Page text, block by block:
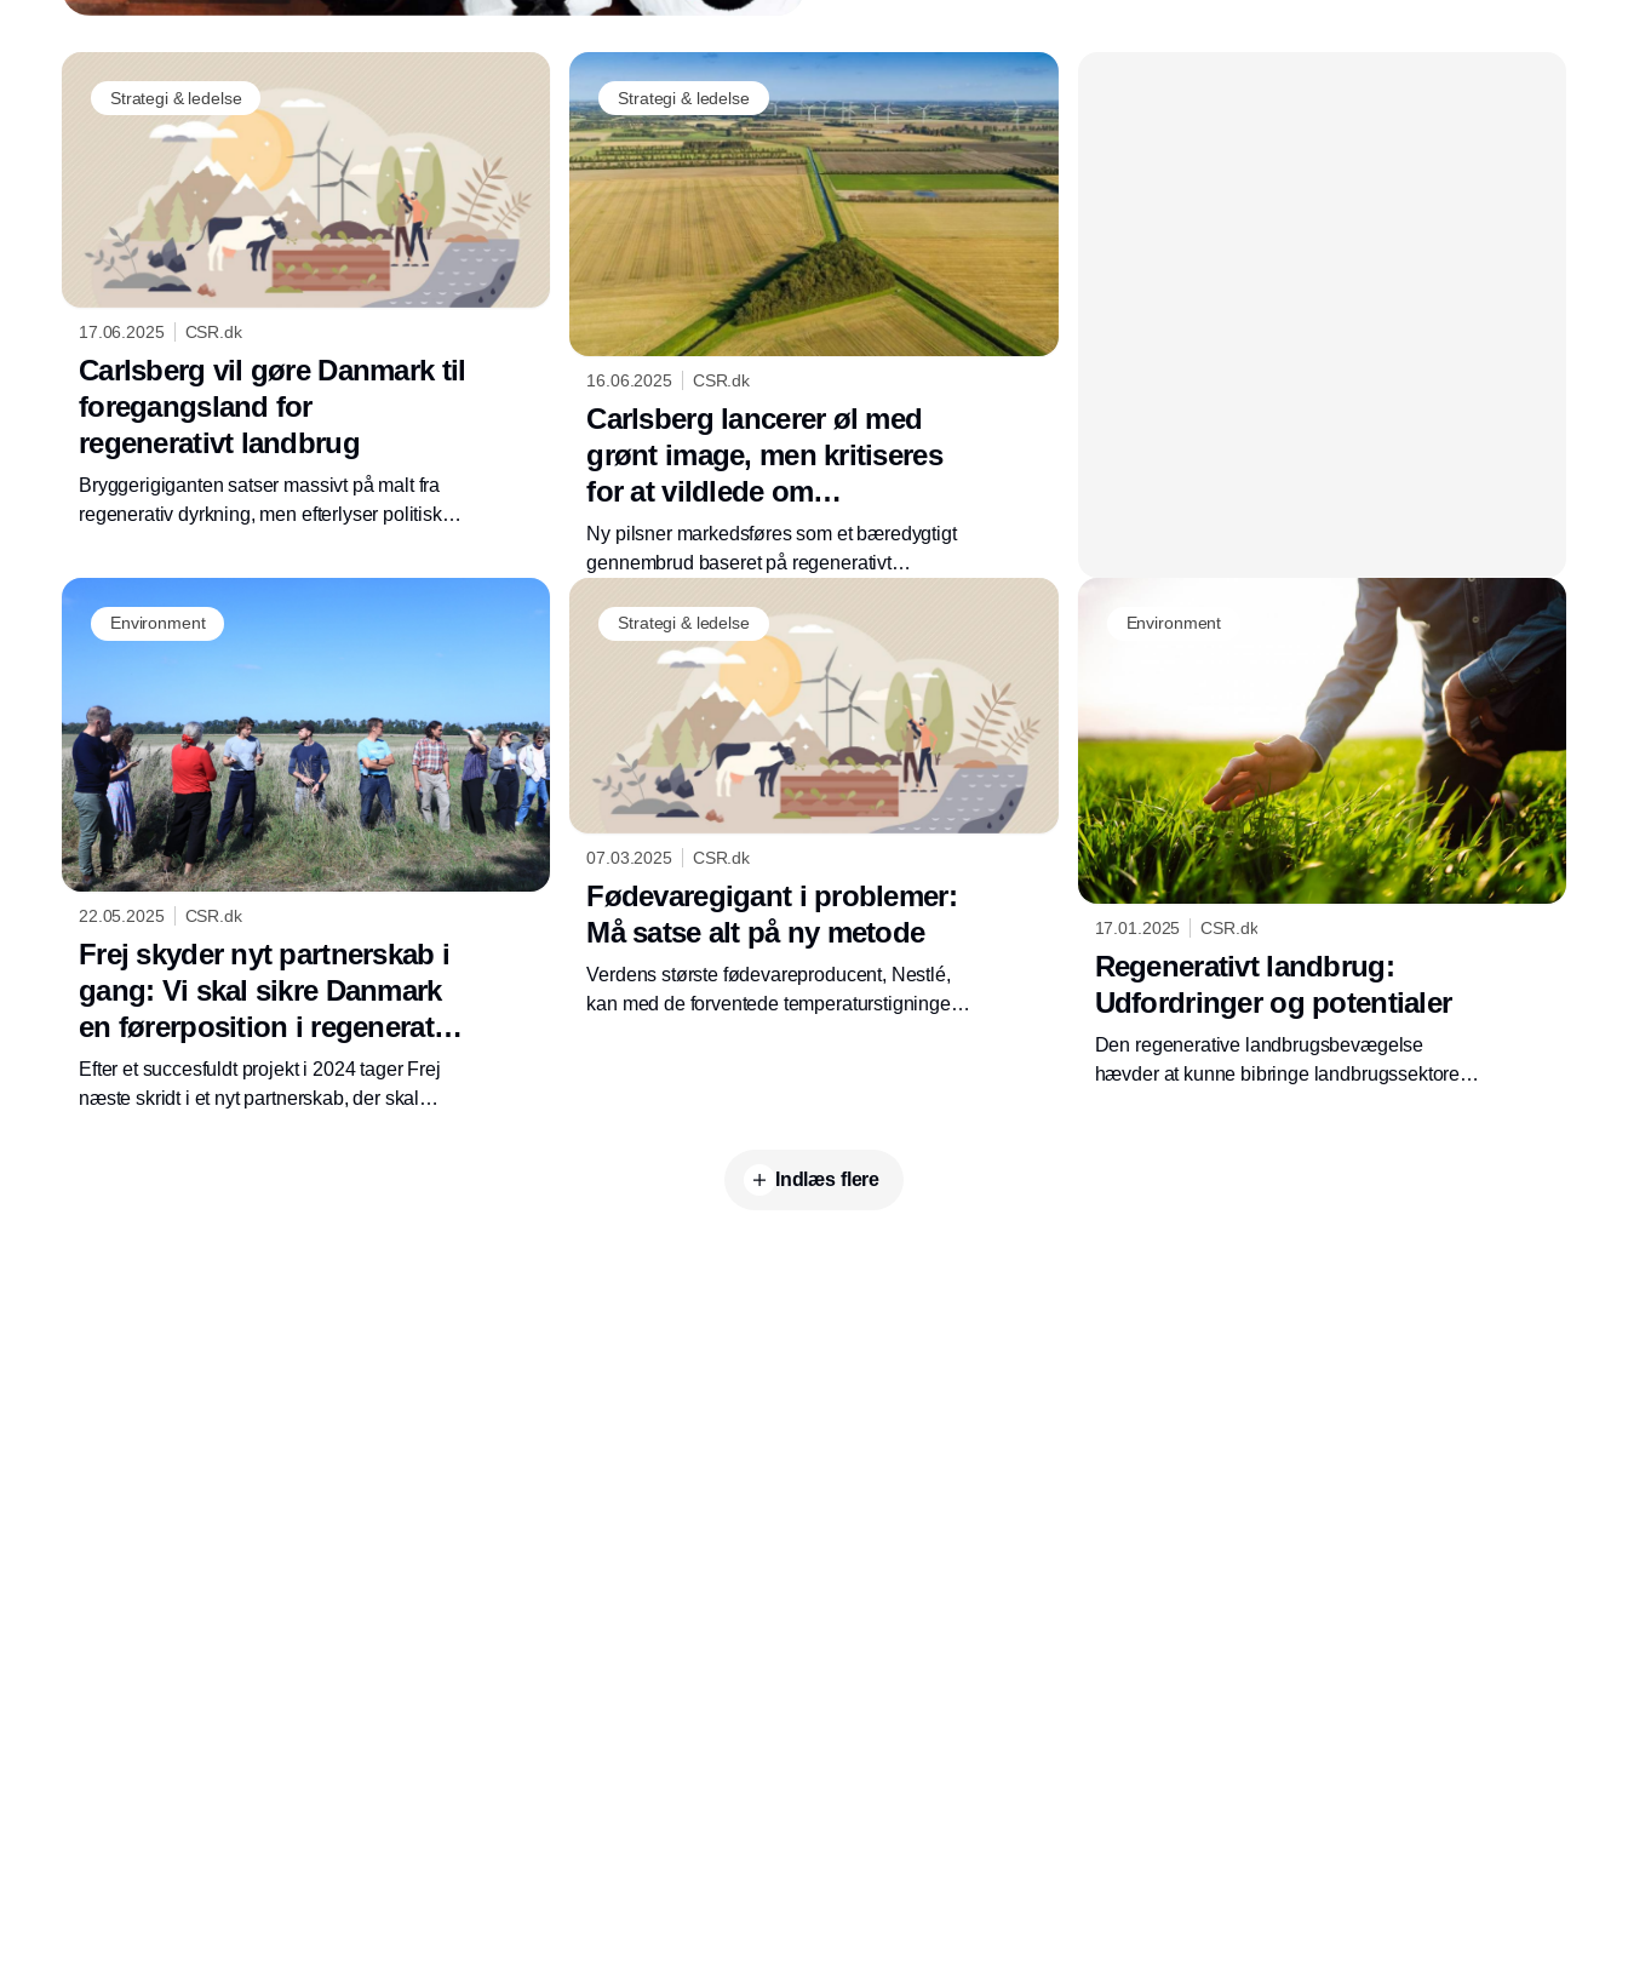
Annonce
Strategi & ledelse
17.06.2025 CSR.dk
Carlsberg vil gøre Danmark til
foregangsland for
regenerativt landbrug
Bryggerigiganten satser massivt på malt fra
regenerativ dyrkning, men efterlyser politisk
Strategi & ledelse
16.06.2025 CSR.dk
Carlsberg lancerer øl med
grønt image, men kritiseres
for at vildlede om
miljøeffekten
Ny pilsner markedsføres som et bæredygtigt
gennembrud baseret på regenerativt
blot er gammel vin på nye flasker og kan
forvirre forbrugerne
Environment
22.05.2025 CSR.dk
Frej skyder nyt partnerskab i
gang: Vi skal sikre Danmark
en førerposition i regenerativt
landbrug
Efter et succesfuldt projekt i 2024 tager Frej
næste skridt i et nyt partnerskab, der skal
Strategi & ledelse
07.03.2025 CSR.dk
Fødevaregigant i problemer:
Må satse alt på ny metode
Verdens største fødevareproducent, Nestlé,
kan med de forventede temperaturstigninger
Environment
17.01.2025 CSR.dk
Regenerativt landbrug:
Udfordringer og potentialer
Den regenerative landbrugsbevægelse
hævder at kunne bibringe landbrugssektoren
Indlæs flere